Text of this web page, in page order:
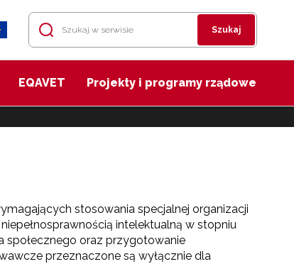
Szukaj
EQAVET Projekty i programy rządowe
stosowania specjalnej organizacji
intelektualną w stopniu
społecznego oraz przygotowanie
przeznaczone są wyłącznie dla